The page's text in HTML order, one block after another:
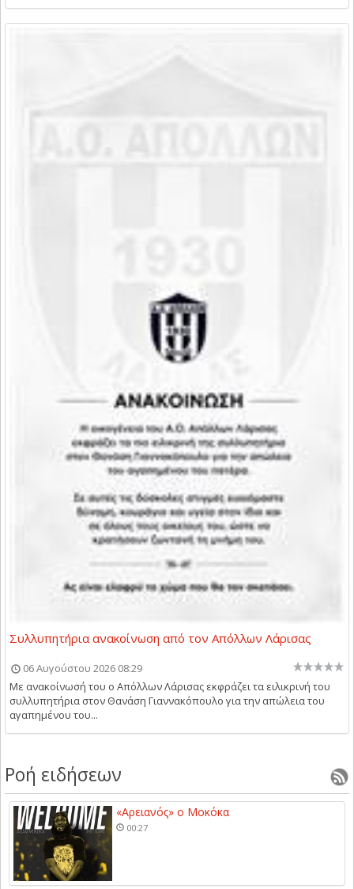
Συλλυπητήρια ανακοίνωση από τον Απόλλων Λάρισας
06 Αυγούστου 2026 08:29
Με ανακοίνωσή του ο Απόλλων Λάρισας εκφράζει τα ειλικρινή του
συλλυπητήρια στον Θανάση Γιαννακόπουλο για την απώλεια του
αγαπημένου του...
Ροή ειδήσεων
«Αρειανός» ο Μοκόκα
00:27